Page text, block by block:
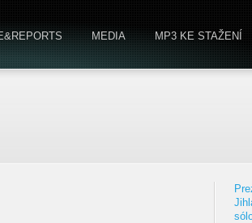
MEDIA MP3 KE STAŽENÍ